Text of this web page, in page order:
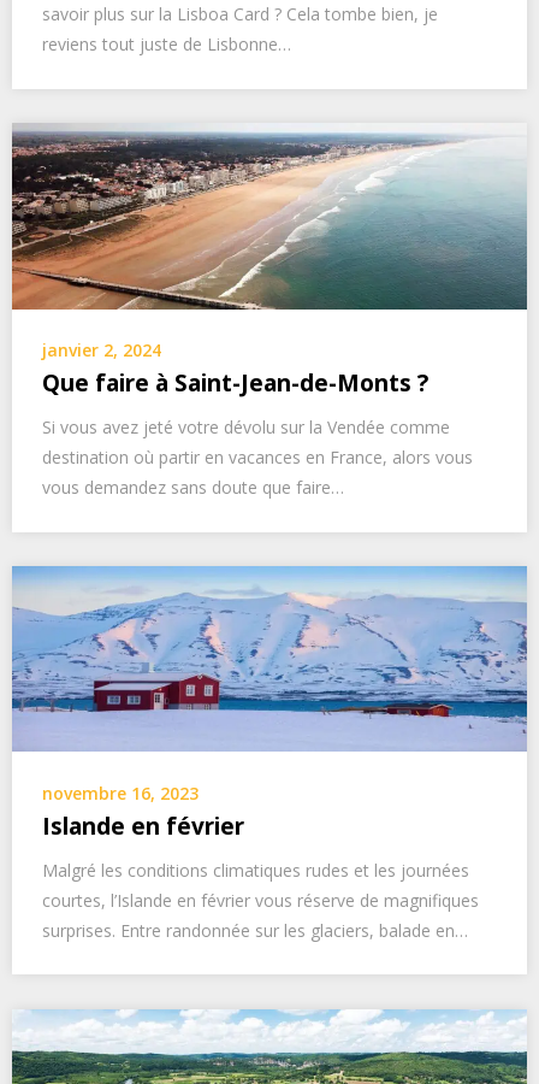
savoir plus sur la Lisboa Card ? Cela tombe bien, je
reviens tout juste de Lisbonne…
janvier 2, 2024
Que faire à Saint-Jean-de-Monts ?
Si vous avez jeté votre dévolu sur la Vendée comme
destination où partir en vacances en France, alors vous
vous demandez sans doute que faire…
novembre 16, 2023
Islande en février
Malgré les conditions climatiques rudes et les journées
courtes, l’Islande en février vous réserve de magnifiques
surprises. Entre randonnée sur les glaciers, balade en…